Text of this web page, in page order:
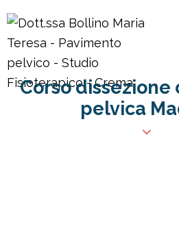
Corso dissezione
pelvica